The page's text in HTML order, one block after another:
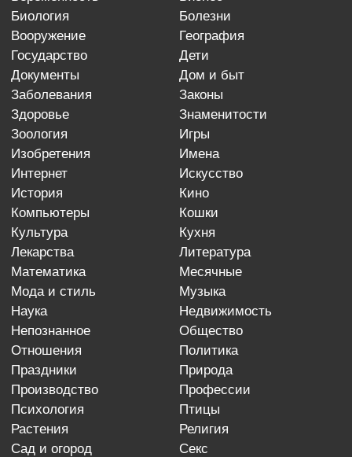
биология
болезни
вооружение
география
государство
дети
документы
дом и быт
заболевания
законы
здоровье
знаменитости
зоология
игры
изобретения
имена
интернет
искусство
история
кино
компьютеры
кошки
культура
кухня
лекарства
литература
математика
месячные
мода и стиль
музыка
наука
недвижимость
непознанное
общество
отношения
политика
праздники
природа
производство
профессии
психология
птицы
растения
религия
сад и огород
секс